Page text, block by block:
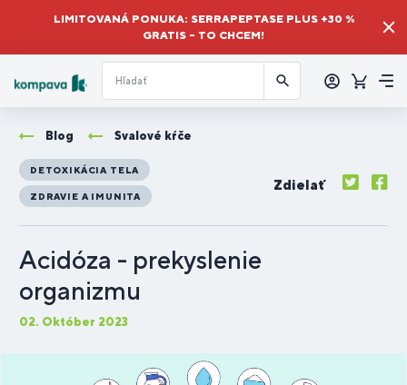
LIMITOVANÁ PONUKA: SERRAPEPTASE PLUS +30 %
GRATIS – TO CHCEM!
sa
Košík
Blog Svalové kŕče
DETOXIKÁCIA TELA
ZDRAVIE A IMUNITA
Zdielať
Acidóza - prekyslenie
organizmu
02. Október 2023